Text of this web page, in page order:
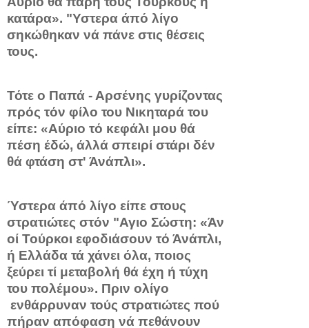
κατάρα». "Υστερα άπό λίγο
σηκώθηκαν νά πάνε στις θέσεις
τους.
Τότε ο Παπά - Αρσένης γυρίζοντας
πρός τόν φίλο του Νικηταρά του
είπε: «Αύριο τό κεφάλι μου θά
πέση έδώ, άλλά σπειρί στάρι δέν
θά φτάση στ' Άνάπλι».
Ύστερα άπό λίγο είπε στους
στρατιώτες στόν "Αγιο Σώστη: «Άν
οί Τούρκοι εφοδιάσουν τό Άνάπλι,
ή Ελλάδα τά χάνει όλα, ποιος
ξεύρει τί μεταβολή θά έχη ή τύχη
του πολέμου». Πριν ολίγο
ενθάρρυναν τούς στρατιώτες πού
πήραν απόφαση νά πεθάνουν